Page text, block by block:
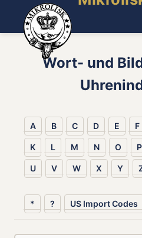
Wort- und
A B C D E F
K L M N O P
U V W X Y
* ? US Import Codes